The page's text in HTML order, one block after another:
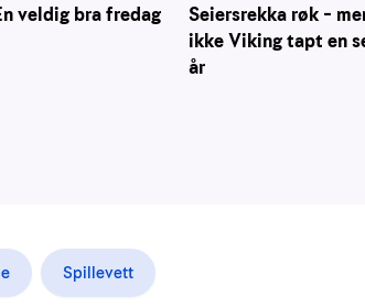
veldig bra fredag
Seiersrekka røk –
ikke Viking tapt en
år
Spillevett